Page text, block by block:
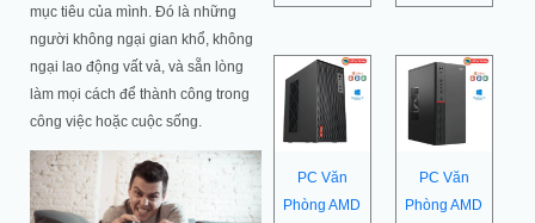
mục tiêu của mình. Đó là những
người không ngại gian khổ, không
ngại lao động vất vả, và sẵn lòng
làm mọi cách để thành công trong
công việc hoặc cuộc sống.
PC Văn
Phòng AMD
PC Văn
Phòng AMD